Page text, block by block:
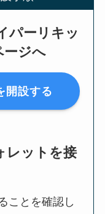
パーリキッ
ージへ
設する
レットを接
ことを確認し